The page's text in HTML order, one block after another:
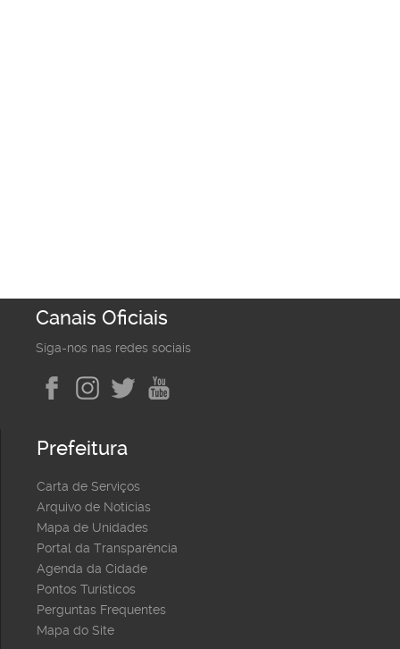
Canais Oficiais
Siga-nos nas redes sociais
Prefeitura
Carta de Serviços
Arquivo de Notícias
Mapa de Unidades
Portal da Transparência
Agenda da Cidade
Pontos Turísticos
Perguntas Frequentes
Mapa do Site